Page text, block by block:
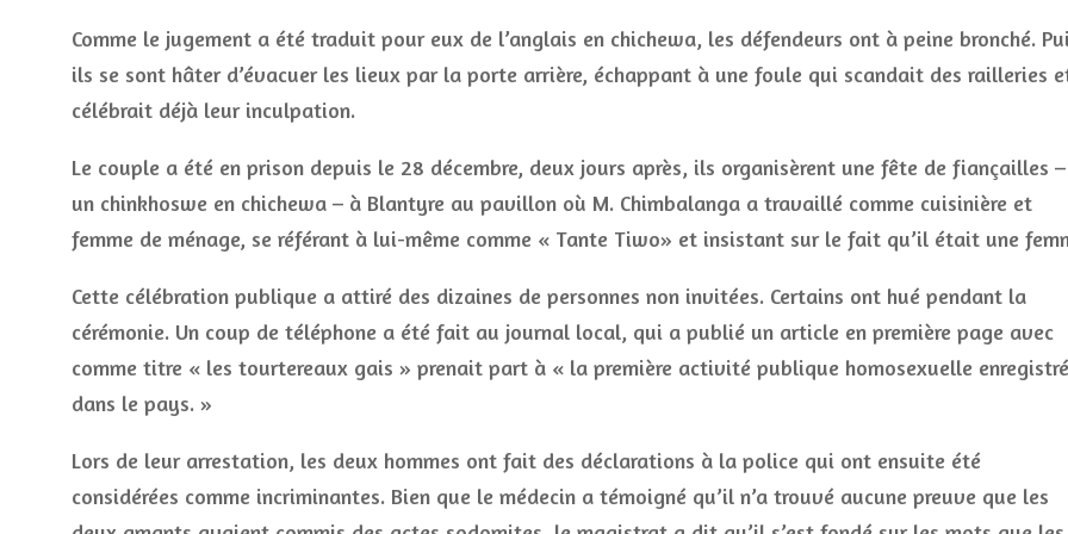
Comme le jugement a été traduit pour eux de l’anglais en chichewa, les défendeurs ont à peine bronché.
ils se sont hâter d’évacuer les lieux par la porte arrière, échappant à une foule qui scandait des railleries
célébrait déjà leur inculpation.
Le couple a été en prison depuis le 28 décembre, deux jours après, ils organisèrent une fête de fiançailles –
un chinkhoswe en chichewa – à Blantyre au pavillon où M. Chimbalanga a travaillé comme cuisinière et
femme de ménage, se référant à lui-même comme « Tante Tiwo» et insistant sur le fait qu’il était une
Cette célébration publique a attiré des dizaines de personnes non invitées. Certains ont hué pendant la
cérémonie. Un coup de téléphone a été fait au journal local, qui a publié un article en première page avec
comme titre « les tourtereaux gais » prenait part à « la première activité publique homosexuelle
dans le pays. »
Lors de leur arrestation, les deux hommes ont fait des déclarations à la police qui ont ensuite été
considérées comme incriminantes. Bien que le médecin a témoigné qu’il n’a trouvé aucune preuve que les